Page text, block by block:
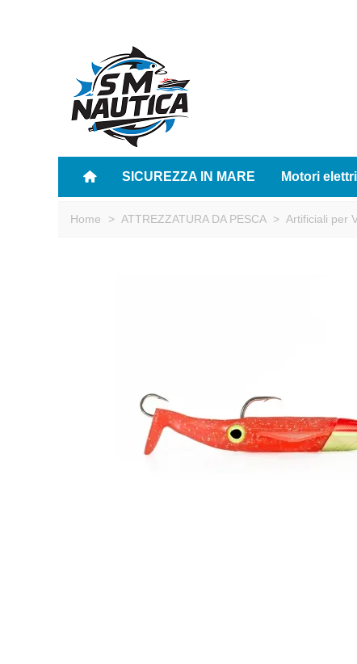
SICUREZZA IN MARE Motori
Home > ATTREZZATURA DA PESCA > Artificiali per